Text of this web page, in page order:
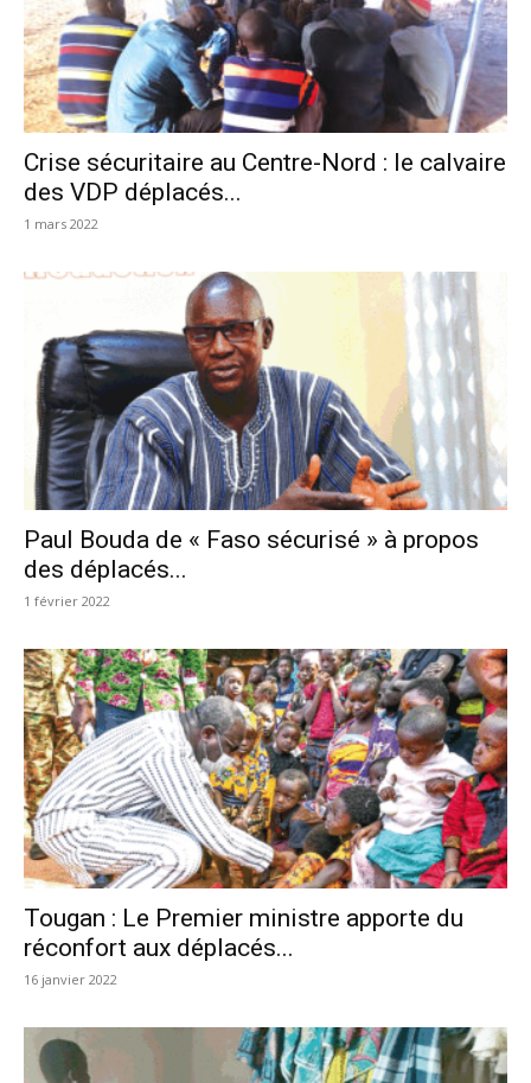
Crise sécuritaire au Centre-Nord : le calvaire
des VDP déplacés...
1 mars 2022
Paul Bouda de « Faso sécurisé » à propos
des déplacés...
1 février 2022
Tougan : Le Premier ministre apporte du
réconfort aux déplacés...
16 janvier 2022